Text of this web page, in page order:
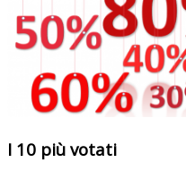
I 10 più votati